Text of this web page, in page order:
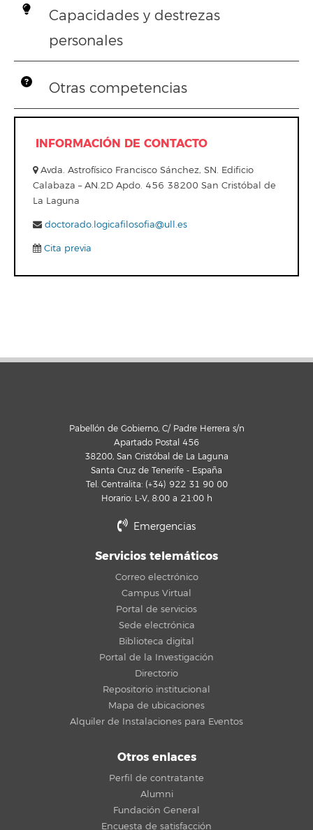
Capacidades y destrezas
personales
Otras competencias
INFORMACIÓN DE CONTACTO
Avda. Astrofísico Francisco Sánchez, SN. Edificio
Calabaza – AN.2D Apdo. 456 38200 San Cristóbal de
La Laguna
doctorado.logicafilosofia@ull.es
Cita previa
Pabellón de Gobierno, C/ Padre Herrera s/n
Apartado Postal 456
38200, San Cristóbal de La Laguna
Santa Cruz de Tenerife - España
Tel. Centralita: (+34) 922 31 90 00
Horario: L-V, 8:00 a 21:00 h
Emergencias
Servicios telemáticos
Correo electrónico
Campus Virtual
Portal de servicios
Sede electrónica
Biblioteca digital
Portal de la Investigación
Directorio
Repositorio institucional
Mapa de ubicaciones
Alquiler de Instalaciones para Eventos
Otros enlaces
Perfil de contratante
Alumni
Fundación General
Encuesta de satisfacción